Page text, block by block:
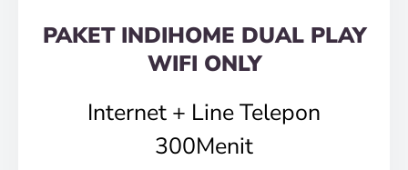
PAKET INDIHOME DUAL PLAY
WIFI ONLY
Internet + Line Telepon
300Menit